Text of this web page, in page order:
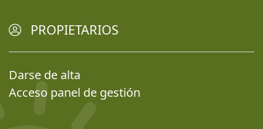
PROPIETARIOS
Darse de alta
Acceso panel de gestión